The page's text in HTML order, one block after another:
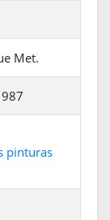
Met.
pinturas